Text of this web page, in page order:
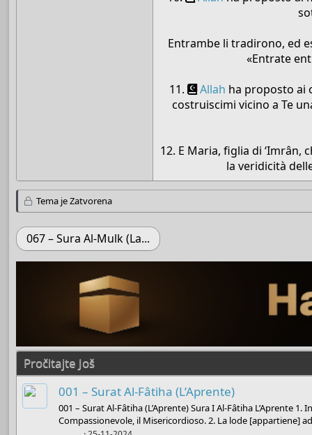
Entrambe li tradirono, ed
«Entrate
11.
Allah ha proposto ai
costruiscimi vicino a Te
12. E Maria, figlia di
la veridicità
Tema je Zatvorena
067 – Sura Al-Mulk (La...
Pročitajte Još
001 – Surat Al-Fâtiha (L’Aprente)
001 – Surat Al-Fâtiha (L’Aprente) Sura I Al-Fâtiha L’Aprente 1.
Compassionevole, il Misericordioso. 2. La lode [appartiene]